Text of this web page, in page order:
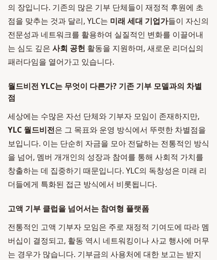
의 장입니다. 기존의 많은 기부 단체들이 재정적 후원에 초
점을 맞추는 것과 달리, YLC는 미래 세대 기업가들이 자신의
전문성과 네트워크를 활용하여 실질적인 변화를 이끌어내
는 심도 깊은 사회 공헌 활동을 지원하며, 새로운 리더십의
패러다임을 열어가고 있습니다.
월드비전 YLC는 무엇이 다른가? 기존 기부 모델과의 차별
점
세상에는 수많은 자선 단체와 기부자 모임이 존재하지만,
YLC 월드비전은 그 목표와 운영 방식에서 뚜렷한 차별점을
보입니다. 이는 단순히 자금을 모아 전달하는 전통적인 방식
을 넘어, 멤버 개개인의 성장과 참여를 통해 사회적 가치를
창출하는 데 집중하기 때문입니다. YLC의 독창성은 미래 리
더들에게 특화된 접근 방식에서 비롯됩니다.
고액 기부 클럽을 넘어서는 참여형 플랫폼
전통적인 고액 기부자 모임은 주로 재정적 기여도에 따라 멤
버십이 결정되고, 활동 역시 네트워킹이나 사교 행사에 머무
는 경우가 많습니다. 기부금의 사용처에 대한 보고는 받지